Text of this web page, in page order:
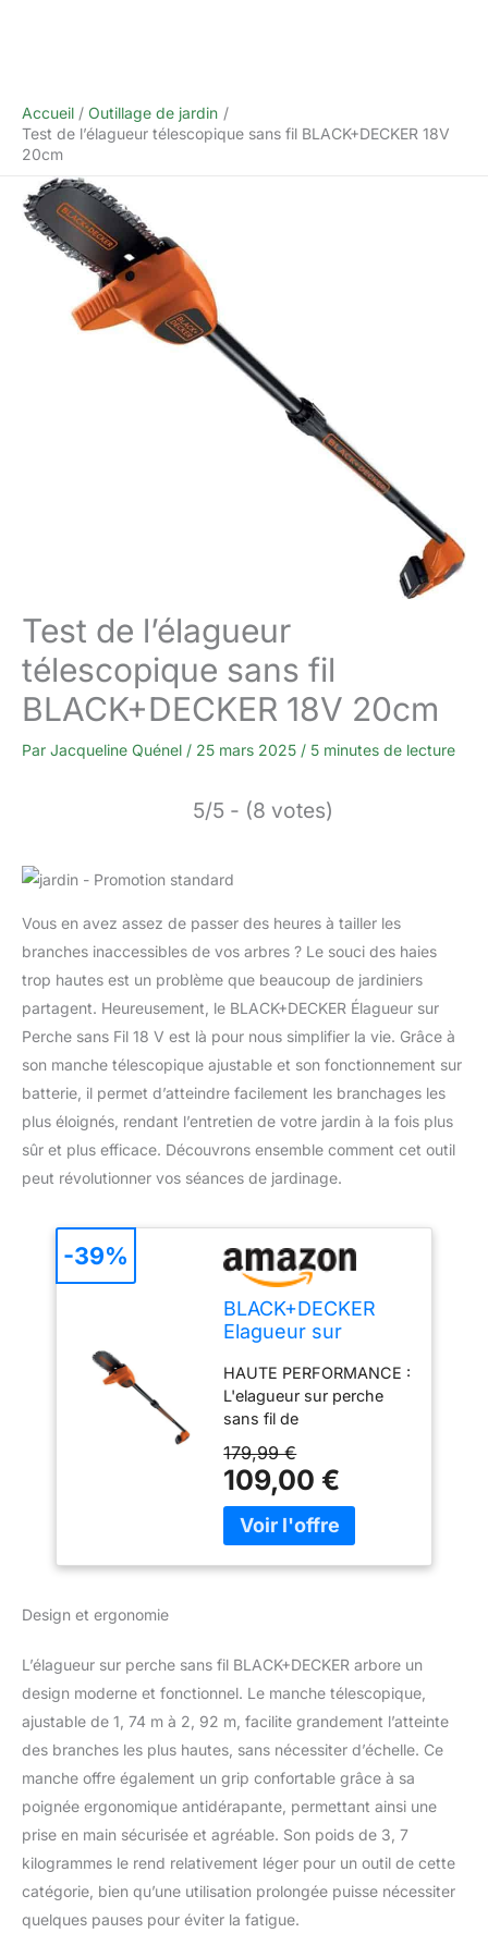
Accueil
Outillage de jardin
Test de l’élagueur télescopique sans fil BLACK+DECKER 18V
20cm
Test de l’élagueur
télescopique sans fil
BLACK+DECKER 18V 20cm
Par Jacqueline Quénel / 25 mars 2025 / 5 minutes de lecture
5/5 - (8 votes)
Vous en avez assez de passer des heures à tailler les
branches inaccessibles de vos arbres ? Le souci des haies
trop hautes est un problème que beaucoup de jardiniers
partagent. Heureusement, le BLACK+DECKER Élagueur sur
Perche sans Fil 18 V est là pour nous simplifier la vie. Grâce à
son manche télescopique ajustable et son fonctionnement sur
batterie, il permet d’atteindre facilement les branchages les
plus éloignés, rendant l’entretien de votre jardin à la fois plus
sûr et plus efficace. Découvrons ensemble comment cet outil
peut révolutionner vos séances de jardinage.
BLACK+DECKER
Elagueur sur
V - Coupe-
Branches sur
Batterie 18 V 2 Ah
avec Manche
Télescopique de
1,74 m à 2,92m et
Grip à la Poignée et
au Manche - Guide
de 20 cm
HAUTE PERFORMANCE :
L'elagueur sur perche
sans fil de
BLACKDECKER est la
solution simple, rapide et
efficace pour tailler les
branches hautes
difficilement accessibles
diamètre PRATIQUE : Son
bras télescopique peut
être ajusté de 1,74 m à
2,92 m selon les besoins
des utilisateurs
POLYVALENCE : Le
coupe-branche
GPC1820L20-QW de
longue portée est vendu
avec une batterie 18 V
POWERCONNECT
interchangeable avec
179,99 €
109,00 €
-39%
Design et ergonomie
L’élagueur sur perche sans fil BLACK+DECKER arbore un
design moderne et fonctionnel. Le manche télescopique,
ajustable de 1, 74 m à 2, 92 m, facilite grandement l’atteinte
des branches les plus hautes, sans nécessiter d’échelle. Ce
manche offre également un grip confortable grâce à sa
poignée ergonomique antidérapante, permettant ainsi une
prise en main sécurisée et agréable. Son poids de 3, 7
kilogrammes le rend relativement léger pour un outil de cette
catégorie, bien qu’une utilisation prolongée puisse nécessiter
quelques pauses pour éviter la fatigue.